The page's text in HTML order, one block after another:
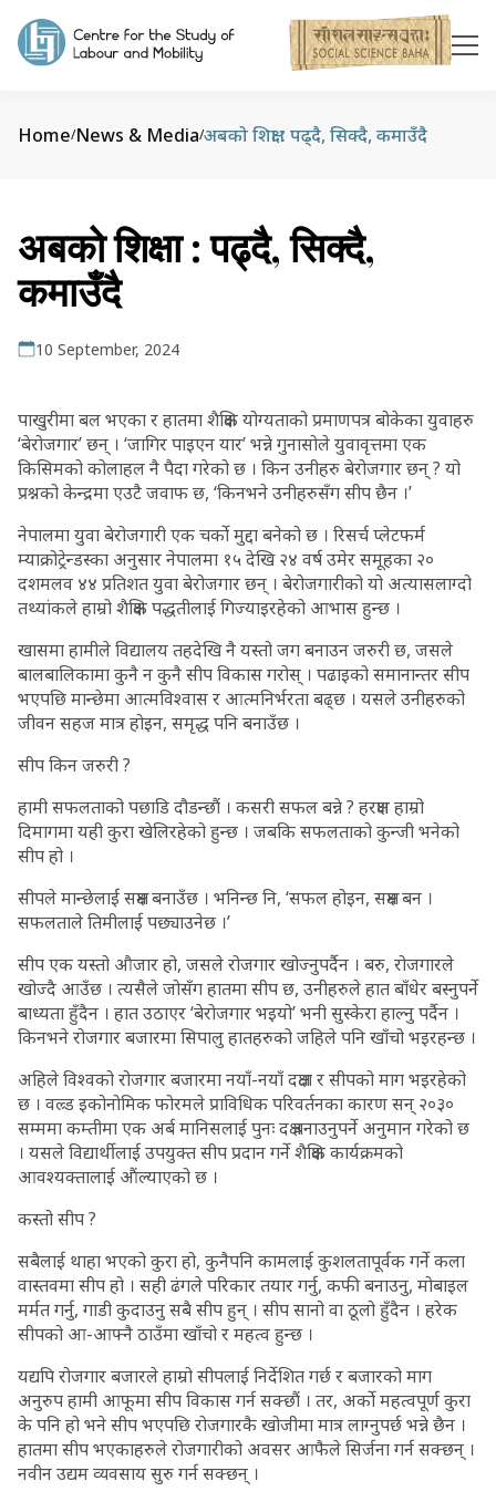
Home/News & Media/अबको शिक्षा : पढ्दै, सिक्दै, कमाउँदै
अबको शिक्षा : पढ्दै, सिक्दै,
कमाउँदै
10 September, 2024
पाखुरीमा बल भएका र हातमा शैक्षिक योग्यताको प्रमाणपत्र बोकेका युवाहरु
‘बेरोजगार’ छन् । ‘जागिर पाइएन यार’ भन्ने गुनासोले युवावृत्तमा एक
किसिमको कोलाहल नै पैदा गरेको छ । किन उनीहरु बेरोजगार छन् ? यो
प्रश्नको केन्द्रमा एउटै जवाफ छ, ‘किनभने उनीहरुसँग सीप छैन ।’
नेपालमा युवा बेरोजगारी एक चर्को मुद्दा बनेको छ । रिसर्च प्लेटफर्म
म्याक्रोट्रेन्डस्का अनुसार नेपालमा १५ देखि २४ वर्ष उमेर समूहका २०
दशमलव ४४ प्रतिशत युवा बेरोजगार छन् । बेरोजगारीको यो अत्यासलाग्दो
तथ्यांकले हाम्रो शैक्षिक पद्धतीलाई गिज्याइरहेको आभास हुन्छ ।
खासमा हामीले विद्यालय तहदेखि नै यस्तो जग बनाउन जरुरी छ, जसले
बालबालिकामा कुनै न कुनै सीप विकास गरोस् । पढाइको समानान्तर सीप
भएपछि मान्छेमा आत्मविश्वास र आत्मनिर्भरता बढ्छ । यसले उनीहरुको
जीवन सहज मात्र होइन, समृद्ध पनि बनाउँछ ।
सीप किन जरुरी ?
हामी सफलताको पछाडि दौडन्छौं । कसरी सफल बन्ने ? हरक्षण हाम्रो
दिमागमा यही कुरा खेलिरहेको हुन्छ । जबकि सफलताको कुन्जी भनेको
सीप हो ।
सीपले मान्छेलाई सक्षम बनाउँछ । भनिन्छ नि, ‘सफल होइन, सक्षम बन ।
सफलताले तिमीलाई पछ्याउनेछ ।’
सीप एक यस्तो औजार हो, जसले रोजगार खोज्नुपर्दैन । बरु, रोजगारले
खोज्दै आउँछ । त्यसैले जोसँग हातमा सीप छ, उनीहरुले हात बाँधेर बस्नुपर्ने
बाध्यता हुँदैन । हात उठाएर ‘बेरोजगार भइयो’ भनी सुस्केरा हाल्नु पर्दैन ।
किनभने रोजगार बजारमा सिपालु हातहरुको जहिले पनि खाँचो भइरहन्छ ।
अहिले विश्वको रोजगार बजारमा नयाँ-नयाँ दक्षता र सीपको माग भइरहेको
छ । वल्र्ड इकोनोमिक फोरमले प्राविधिक परिवर्तनका कारण सन् २०३०
सम्ममा कम्तीमा एक अर्ब मानिसलाई पुनः दक्ष बनाउनुपर्ने अनुमान गरेको छ
। यसले विद्यार्थीलाई उपयुक्त सीप प्रदान गर्ने शैक्षिक कार्यक्रमको
आवश्यक्तालाई औंल्याएको छ ।
कस्तो सीप ?
सबैलाई थाहा भएको कुरा हो, कुनैपनि कामलाई कुशलतापूर्वक गर्ने कला
वास्तवमा सीप हो । सही ढंगले परिकार तयार गर्नु, कफी बनाउनु, मोबाइल
मर्मत गर्नु, गाडी कुदाउनु सबै सीप हुन् । सीप सानो वा ठूलो हुँदैन । हरेक
सीपको आ-आफ्नै ठाउँमा खाँचो र महत्व हुन्छ ।
यद्यपि रोजगार बजारले हाम्रो सीपलाई निर्देशित गर्छ र बजारको माग
अनुरुप हामी आफूमा सीप विकास गर्न सक्छौं । तर, अर्को महत्वपूर्ण कुरा
के पनि हो भने सीप भएपछि रोजगारकै खोजीमा मात्र लाग्नुपर्छ भन्ने छैन ।
हातमा सीप भएकाहरुले रोजगारीको अवसर आफैले सिर्जना गर्न सक्छन् ।
नवीन उद्यम व्यवसाय सुरु गर्न सक्छन् ।